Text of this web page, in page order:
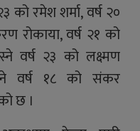
को रमेश शर्मा, वर्ष २०
रोकाया, वर्ष २१ को
वर्ष २३ को लक्ष्मण
वर्ष १८ को संकर
छ ।